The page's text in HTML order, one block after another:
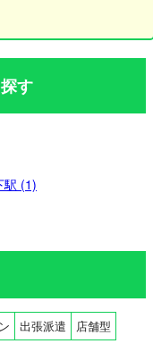
す
駅 (1)
出張派遣 店舗型